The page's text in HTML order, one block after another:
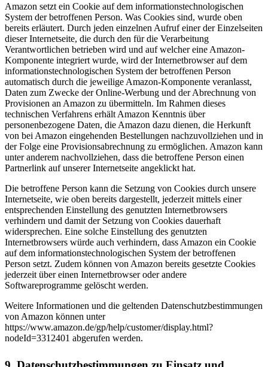
Amazon setzt ein Cookie auf dem informationstechnologischen
System der betroffenen Person. Was Cookies sind, wurde oben
bereits erläutert. Durch jeden einzelnen Aufruf einer der Einzelseiten
dieser Internetseite, die durch den für die Verarbeitung
Verantwortlichen betrieben wird und auf welcher eine Amazon-
Komponente integriert wurde, wird der Internetbrowser auf dem
informationstechnologischen System der betroffenen Person
automatisch durch die jeweilige Amazon-Komponente veranlasst,
Daten zum Zwecke der Online-Werbung und der Abrechnung von
Provisionen an Amazon zu übermitteln. Im Rahmen dieses
technischen Verfahrens erhält Amazon Kenntnis über
personenbezogene Daten, die Amazon dazu dienen, die Herkunft
von bei Amazon eingehenden Bestellungen nachzuvollziehen und in
der Folge eine Provisionsabrechnung zu ermöglichen. Amazon kann
unter anderem nachvollziehen, dass die betroffene Person einen
Partnerlink auf unserer Internetseite angeklickt hat.
Die betroffene Person kann die Setzung von Cookies durch unsere
Internetseite, wie oben bereits dargestellt, jederzeit mittels einer
entsprechenden Einstellung des genutzten Internetbrowsers
verhindern und damit der Setzung von Cookies dauerhaft
widersprechen. Eine solche Einstellung des genutzten
Internetbrowsers würde auch verhindern, dass Amazon ein Cookie
auf dem informationstechnologischen System der betroffenen
Person setzt. Zudem können von Amazon bereits gesetzte Cookies
jederzeit über einen Internetbrowser oder andere
Softwareprogramme gelöscht werden.
Weitere Informationen und die geltenden Datenschutzbestimmungen
von Amazon können unter
https://www.amazon.de/gp/help/customer/display.html?
nodeId=3312401 abgerufen werden.